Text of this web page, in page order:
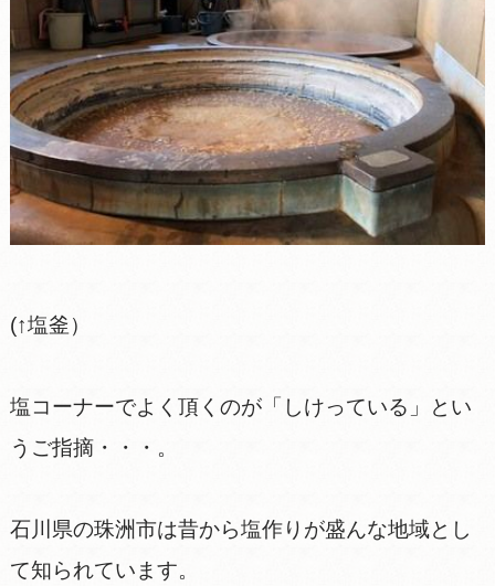
(↑塩釜）
塩コーナーでよく頂くのが「しけっている」とい
うご指摘・・・。
石川県の珠洲市は昔から塩作りが盛んな地域とし
て知られています。